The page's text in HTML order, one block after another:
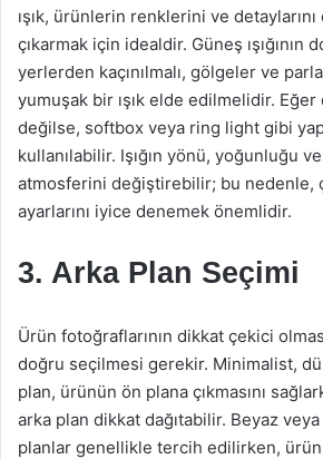
ışık, ürünlerin renklerini ve
çıkarmak için idealdir. Güneş ışığının
yerlerden kaçınılmalı, gölgeler ve
yumuşak bir ışık elde edilmelidir. Eğer
değilse, softbox veya ring light gibi
kullanılabilir. Işığın yönü, yoğunluğu
atmosferini değiştirebilir; bu nedenle,
ayarlarını iyice denemek önemlidir.
3. Arka Plan Seçimi
Ürün fotoğraflarının dikkat çekici
doğru seçilmesi gerekir. Minimalist,
plan, ürünün ön plana çıkmasını
arka plan dikkat dağıtabilir. Beyaz
planlar genellikle tercih edilirken,